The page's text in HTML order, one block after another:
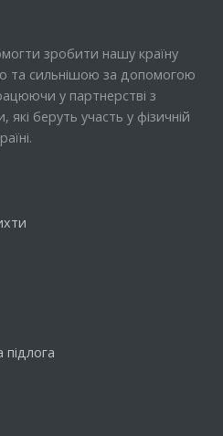
зробити нашу країну
та сильнішою за допомогою
у партнерстві з
які беруть участь у фізичній
підлога